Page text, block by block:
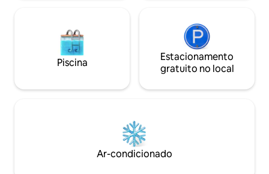
Piscina
Estacionamento
gratuito no local
Ar-condicionado